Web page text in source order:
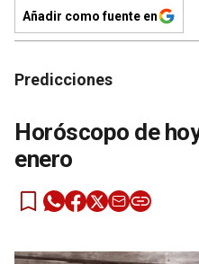
Añadir como fuente en
Predicciones
Horóscopo de
enero